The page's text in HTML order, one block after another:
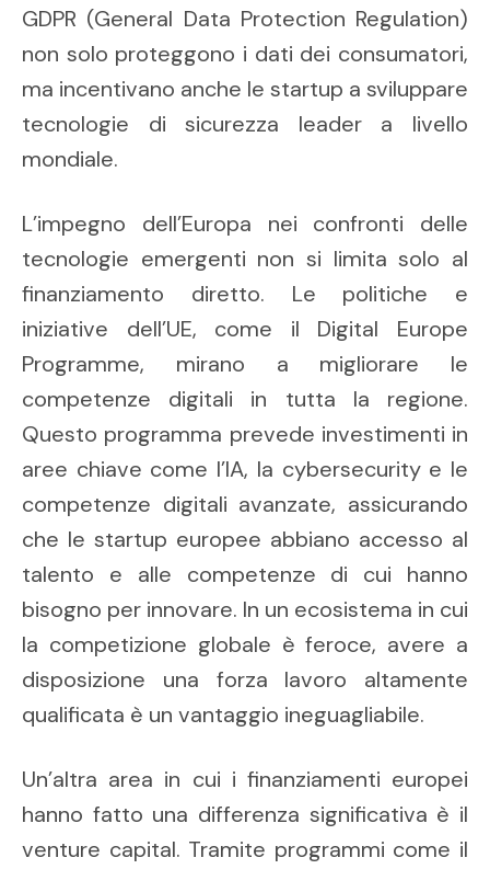
GDPR (General Data Protection Regulation)
non solo proteggono i dati dei consumatori,
ma incentivano anche le startup a sviluppare
tecnologie di sicurezza leader a livello
mondiale.
L’impegno dell’Europa nei confronti delle
tecnologie emergenti non si limita solo al
finanziamento diretto. Le politiche e
iniziative dell’UE, come il Digital Europe
Programme, mirano a migliorare le
competenze digitali in tutta la regione.
Questo programma prevede investimenti in
aree chiave come l’IA, la cybersecurity e le
competenze digitali avanzate, assicurando
che le startup europee abbiano accesso al
talento e alle competenze di cui hanno
bisogno per innovare. In un ecosistema in cui
la competizione globale è feroce, avere a
disposizione una forza lavoro altamente
qualificata è un vantaggio ineguagliabile.
Un’altra area in cui i finanziamenti europei
hanno fatto una differenza significativa è il
venture capital. Tramite programmi come il